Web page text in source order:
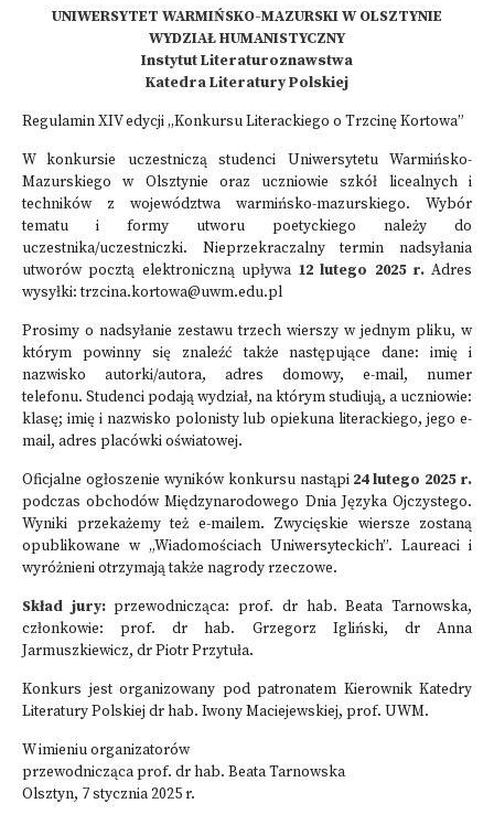
UNIWERSYTET WARMIŃSKO-MAZURSKI W OLSZTYNIE
WYDZIAŁ HUMANISTYCZNY
Instytut Literaturoznawstwa
Katedra Literatury Polskiej
Regulamin XIV edycji „Konkursu Literackiego o Trzcinę Kortowa”
W konkursie uczestniczą studenci Uniwersytetu Warmińsko-
Mazurskiego w Olsztynie oraz uczniowie szkół licealnych i
techników z województwa warmińsko-mazurskiego. Wybór
tematu i formy utworu poetyckiego należy do
uczestnika/uczestniczki. Nieprzekraczalny termin nadsyłania
utworów pocztą elektroniczną upływa 12 lutego 2025 r.Adres
wysyłki: trzcina.kortowa@uwm.edu.pl
Prosimy o nadsyłanie zestawu trzech wierszy w jednym pliku, w
którym powinny się znaleźć także następujące dane: imię i
nazwisko autorki/autora, adres domowy, e-mail, numer
telefonu. Studenci podają wydział, na którym studiują, a uczniowie:
klasę; imię i nazwisko polonisty lub opiekuna literackiego, jego e-
mail, adres placówki oświatowej.
Oficjalne ogłoszenie wyników konkursu nastąpi 24 lutego 2025 r.
podczas obchodów Międzynarodowego Dnia Języka Ojczystego.
Wyniki przekażemy też e-mailem. Zwycięskie wiersze zostaną
opublikowane w „Wiadomościach Uniwersyteckich”. Laureaci i
wyróżnieni otrzymają także nagrody rzeczowe.
Skład jury:przewodnicząca: prof. dr hab. Beata Tarnowska,
członkowie: prof. dr hab. Grzegorz Igliński, dr Anna
Jarmuszkiewicz, dr Piotr Przytuła.
Konkurs jest organizowany pod patronatem Kierownik Katedry
Literatury Polskiej dr hab. Iwony Maciejewskiej, prof. UWM.
W imieniu organizatorów
przewodnicząca prof. dr hab. Beata Tarnowska
Olsztyn, 7 stycznia 2025 r.